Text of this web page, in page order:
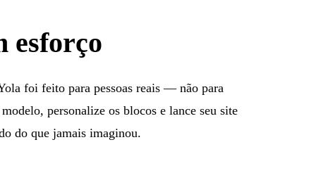
esforço
foi feito para pessoas reais — não para
personalize os blocos e lance seu site
do que jamais imaginou.